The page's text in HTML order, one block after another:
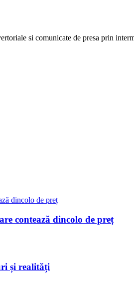
si comunicate de presa prin
contează dincolo de preț
și realități